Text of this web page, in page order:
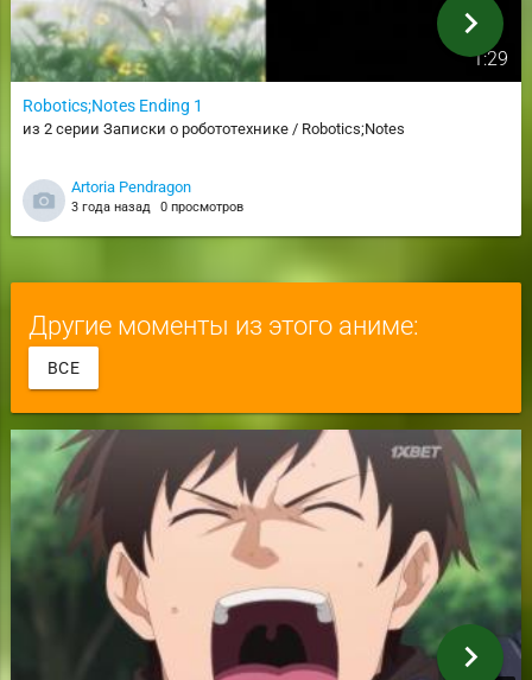
1:29
Robotics;Notes Ending 1
из 2 серии Записки о робототехнике / Robotics;Notes
Artoria Pendragon
3 года назад 0 просмотров
chevron_right
Другие моменты из этого аниме:
ВСЕ
chevron_right